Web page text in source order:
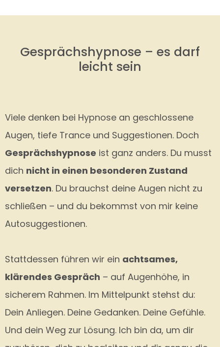
Gesprächshypnose – es darf
leicht sein
Viele denken bei Hypnose an geschlossene
Augen, tiefe Trance und Suggestionen. Doch
Gesprächshypnose ist ganz anders. Du musst
dich nicht in einen besonderen Zustand
versetzen. Du brauchst deine Augen nicht zu
schließen – und du bekommst von mir keine
Autosuggestionen.
Stattdessen führen wir ein achtsames,
klärendes Gespräch – auf Augenhöhe, in
sicherem Rahmen. Im Mittelpunkt stehst du:
Dein Anliegen. Deine Gedanken. Deine Gefühle.
Und dein Weg zur Lösung. Ich bin da, um dir